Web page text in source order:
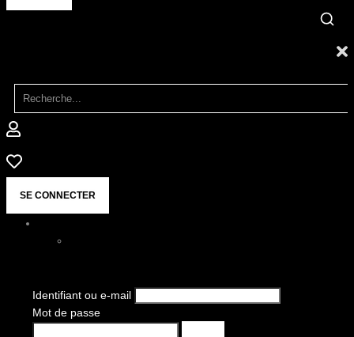
SE CONNECTER
Identifiant ou e-mail
Mot de passe